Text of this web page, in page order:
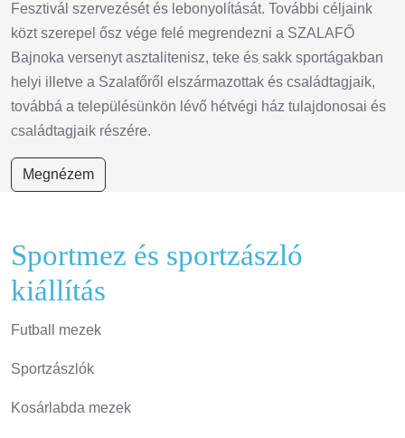
Fesztivál szervezését és lebonyolítását. További céljaink
közt szerepel ősz vége felé megrendezni a SZALAFŐ
Bajnoka versenyt asztalitenisz, teke és sakk sportágakban
helyi illetve a Szalafőről elszármazottak és családtagjaik,
továbbá a településünkön lévő hétvégi ház tulajdonosai és
családtagjaik részére.
Megnézem
Sportmez és sportzászló
kiállítás
Futball mezek
Sportzászlók
Kosárlabda mezek